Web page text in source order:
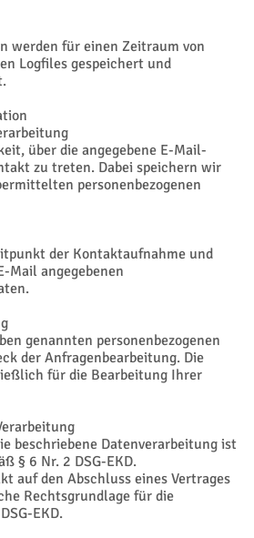
werden für einen Zeitraum von
Logfiles gespeichert und
über die angegebene E-Mail-
zu treten. Dabei speichern wir
personenbezogenen
der Kontaktaufnahme und
Mail angegebenen
genannten personenbezogenen
der Anfragenbearbeitung. Die
für die Bearbeitung Ihrer
beschriebene Datenverarbeitung ist
§ 6 Nr. 2 DSG-EKD.
auf den Abschluss eines Vertrages
Rechtsgrundlage für die
EKD.